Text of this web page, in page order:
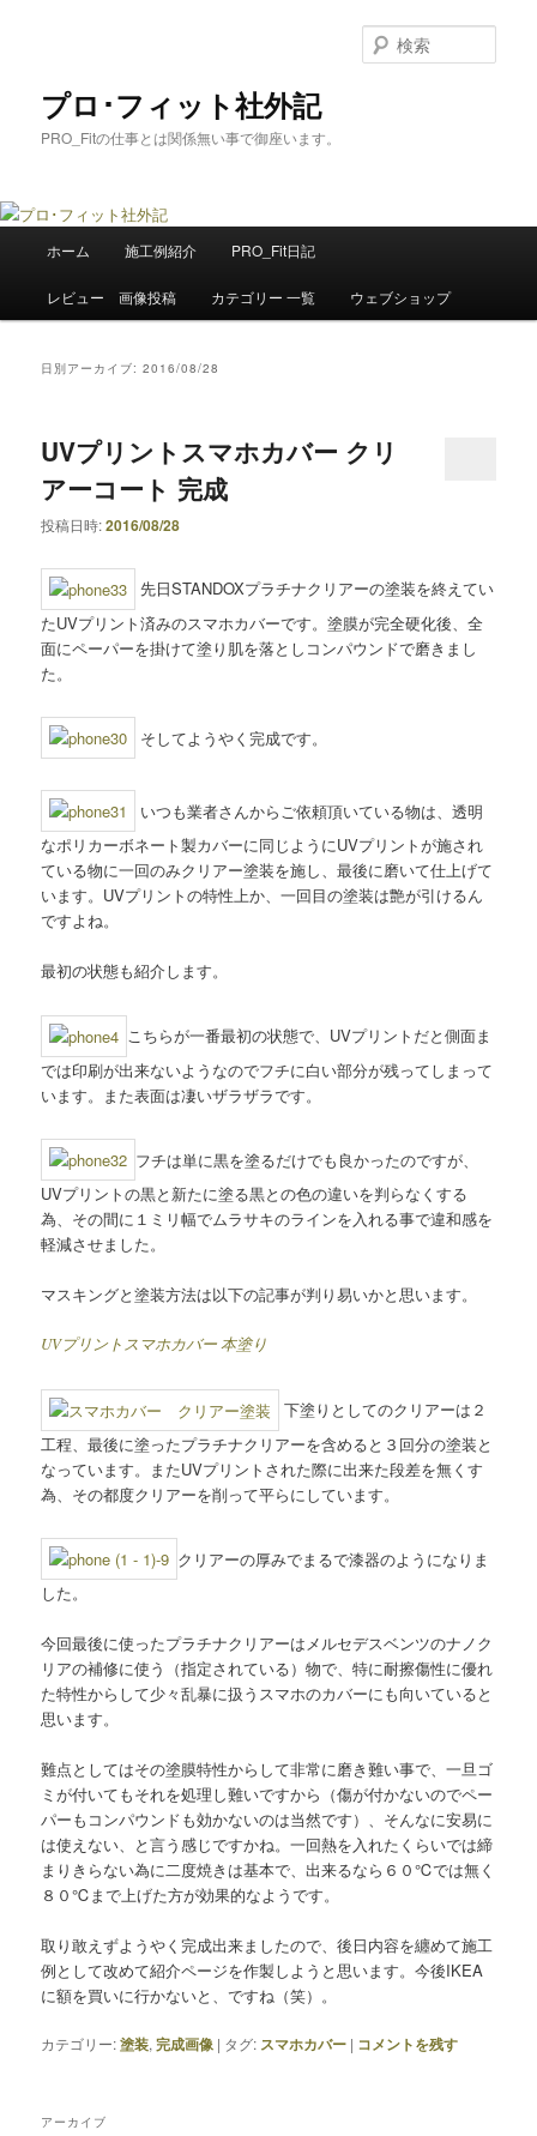
へ
移
プロ･フィット社外記
PRO_Fitの仕事とは関係無い事で御座います。
索
メ
ホーム 施工例紹介 PRO_Fit日記
レビュー 画像投稿 カテゴリー 一覧 ウェブショップ
日別アーカイブ:2016/08/28
UVプリントスマホカバー クリ
アーコート 完成
投稿日時:2016/08/28
先日STANDOXプラチナクリアーの塗装を終えてい
たUVプリント済みのスマホカバーです。塗膜が完全硬化後、全
面にペーパーを掛けて塗り肌を落としコンパウンドで磨きまし
た。
そしてようやく完成です。
いつも業者さんからご依頼頂いている物は、透明
なポリカーボネート製カバーに同じようにUVプリントが施され
ている物に一回のみクリアー塗装を施し、最後に磨いて仕上げて
います。UVプリントの特性上か、一回目の塗装は艶が引けるん
ですよね。
最初の状態も紹介します。
こちらが一番最初の状態で、UVプリントだと側面ま
では印刷が出来ないようなのでフチに白い部分が残ってしまって
います。また表面は凄いザラザラです。
フチは単に黒を塗るだけでも良かったのですが、
UVプリントの黒と新たに塗る黒との色の違いを判らなくする
為、その間に１ミリ幅でムラサキのラインを入れる事で違和感を
軽減させました。
マスキングと塗装方法は以下の記事が判り易いかと思います。
UVプリントスマホカバー 本塗り
下塗りとしてのクリアーは２
工程、最後に塗ったプラチナクリアーを含めると３回分の塗装と
なっています。またUVプリントされた際に出来た段差を無くす
為、その都度クリアーを削って平らにしています。
クリアーの厚みでまるで漆器のようになりま
した。
今回最後に使ったプラチナクリアーはメルセデスベンツのナノク
リアの補修に使う（指定されている）物で、特に耐擦傷性に優れ
た特性からして少々乱暴に扱うスマホのカバーにも向いていると
思います。
難点としてはその塗膜特性からして非常に磨き難い事で、一旦ゴ
ミが付いてもそれを処理し難いですから（傷が付かないのでペー
パーもコンパウンドも効かないのは当然です）、そんなに安易に
は使えない、と言う感じですかね。一回熱を入れたくらいでは締
まりきらない為に二度焼きは基本で、出来るなら６０℃では無く
８０℃まで上げた方が効果的なようです。
取り敢えずようやく完成出来ましたので、後日内容を纏めて施工
例として改めて紹介ページを作製しようと思います。今後IKEA
に額を買いに行かないと、ですね（笑）。
カテゴリー:塗装,完成画像 | タグ: スマホカバー | コメントを残す
アーカイブ